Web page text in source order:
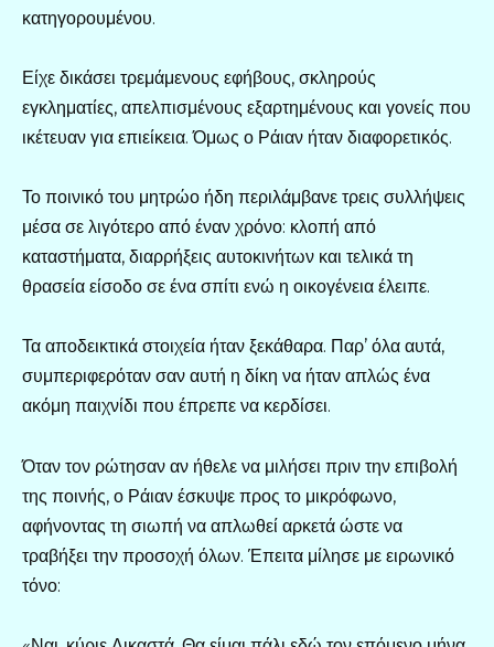
κατηγορουμένου.
Είχε δικάσει τρεμάμενους εφήβους, σκληρούς
εγκληματίες, απελπισμένους εξαρτημένους και γονείς που
ικέτευαν για επιείκεια. Όμως ο Ράιαν ήταν διαφορετικός.
Το ποινικό του μητρώο ήδη περιλάμβανε τρεις συλλήψεις
μέσα σε λιγότερο από έναν χρόνο: κλοπή από
καταστήματα, διαρρήξεις αυτοκινήτων και τελικά τη
θρασεία είσοδο σε ένα σπίτι ενώ η οικογένεια έλειπε.
Τα αποδεικτικά στοιχεία ήταν ξεκάθαρα. Παρ’ όλα αυτά,
συμπεριφερόταν σαν αυτή η δίκη να ήταν απλώς ένα
ακόμη παιχνίδι που έπρεπε να κερδίσει.
Όταν τον ρώτησαν αν ήθελε να μιλήσει πριν την επιβολή
της ποινής, ο Ράιαν έσκυψε προς το μικρόφωνο,
αφήνοντας τη σιωπή να απλωθεί αρκετά ώστε να
τραβήξει την προσοχή όλων. Έπειτα μίλησε με ειρωνικό
τόνο: